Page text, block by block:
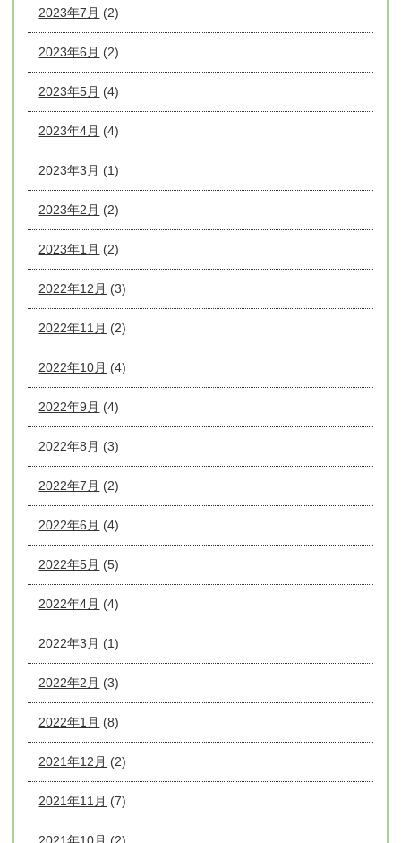
2023年7月 (2)
2023年6月 (2)
2023年5月 (4)
2023年4月 (4)
2023年3月 (1)
2023年2月 (2)
2023年1月 (2)
2022年12月 (3)
2022年11月 (2)
2022年10月 (4)
2022年9月 (4)
2022年8月 (3)
2022年7月 (2)
2022年6月 (4)
2022年5月 (5)
2022年4月 (4)
2022年3月 (1)
2022年2月 (3)
2022年1月 (8)
2021年12月 (2)
2021年11月 (7)
2021年10月 (2)